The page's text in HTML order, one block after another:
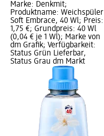
Marke: Denkmit;
Produktname: Weichspüler
Soft Embrace, 40 Wl; Preis:
1,75 €; Grundpreis: 40 Wl
(0,04 € je 1 Wl); Marke von
dm Grafik; Verfügbarkeit:
Status Grün Lieferbar,
Status Grau dm Markt